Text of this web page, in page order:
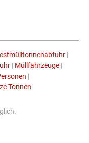
|
| Müllfahrzeuge |
|
Tonnen